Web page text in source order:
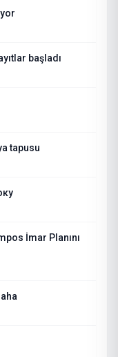
başladı
tapusu
İmar Planını